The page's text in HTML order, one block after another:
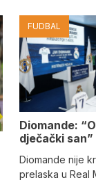
FUDBAL
Diomande:
dječački san”
Diomande nije
prelaska u Real